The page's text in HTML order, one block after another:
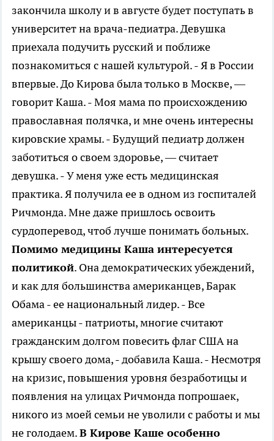
закончила школу и в августе будет поступать в
университет на врача-педиатра. Девушка
приехала подучить русский и поближе
познакомиться с нашей культурой. - Я в России
впервые. До Кирова была только в Москве, —
говорит Каша. - Моя мама по происхождению
православная полячка, и мне очень интересны
кировские храмы. - Будущий педиатр должен
заботиться о своем здоровье, — считает
девушка. - У меня уже есть медицинская
практика. Я получила ее в одном из госпиталей
Ричмонда. Мне даже пришлось освоить
сурдоперевод, чтоб лучше понимать больных.
Помимо медицины Каша интересуется
политикой. Она демократических убеждений,
и как для большинства американцев, Барак
Обама - ее национальный лидер. - Все
американцы - патриоты, многие считают
гражданским долгом повесить флаг США на
крышу своего дома, - добавила Каша. - Несмотря
на кризис, повышения уровня безработицы и
появления на улицах Ричмонда попрошаек,
никого из моей семьи не уволили с работы и мы
не голодаем.В Кирове Каше особенно